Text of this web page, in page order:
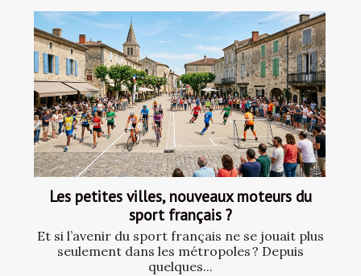
Les petites villes, nouveaux moteurs du
sport français ?
Et si l’avenir du sport français ne se jouait plus
seulement dans les métropoles ? Depuis
quelques...